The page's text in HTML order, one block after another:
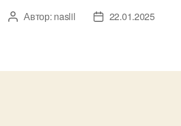
Автор
Автор: naslil
Дата22.01.2025